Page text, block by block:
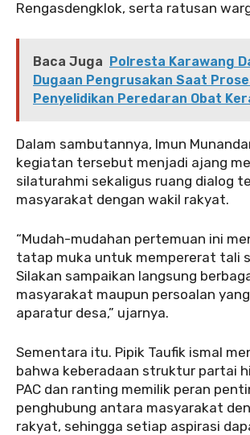
Rengasdengklok, serta ratusan
Baca Juga Polresta Karawang
Dugaan Pengrusakan Saat
Penyelidikan Peredaran Obat
Dalam sambutannya, Imun
kegiatan tersebut menjadi ajang
silaturahmi sekaligus ruang dialog
masyarakat dengan wakil rakyat.
“Mudah-mudahan pertemuan ini
tatap muka untuk mempererat tali
Silakan sampaikan langsung
masyarakat maupun persoalan
aparatur desa,” ujarnya.
Sementara itu. Pipik Taufik ismal
bahwa keberadaan struktur partai
PAC dan ranting memilik peran
penghubung antara masyarakat
rakyat, sehingga setiap aspirasi